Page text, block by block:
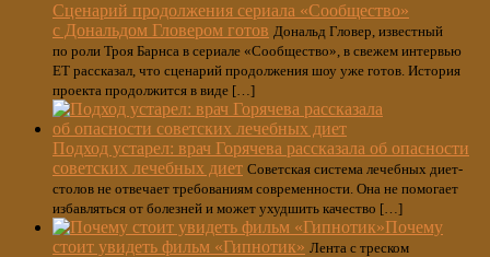
Сценарий продолжения сериала «Сообщество»
с Дональдом Гловером готов Дональд Гловер, известный
по роли Троя Барнса в сериале «Сообщество», в свежем интервью
ET рассказал, что сценарий продолжения шоу уже готов. История
проекта продолжится в виде […]
Подход устарел: врач Горячева рассказала об опасности
советских лечебных диет Советская система лечебных диет-
столов не отвечает требованиям современности. Она не помогает
избавляться от болезней и может ухудшить качество […]
Почему
стоит увидеть фильм «Гипнотик» Лента с треском